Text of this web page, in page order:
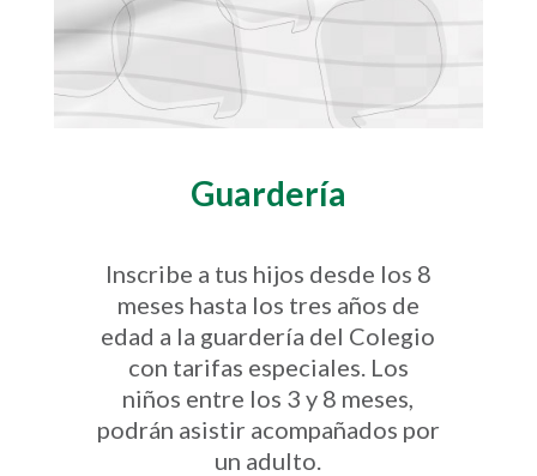
Guardería
Inscribe a tus hijos desde los 8
meses hasta los tres años de
edad a la guardería del Colegio
con tarifas especiales. Los
niños entre los 3 y 8 meses,
podrán asistir acompañados por
un adulto.